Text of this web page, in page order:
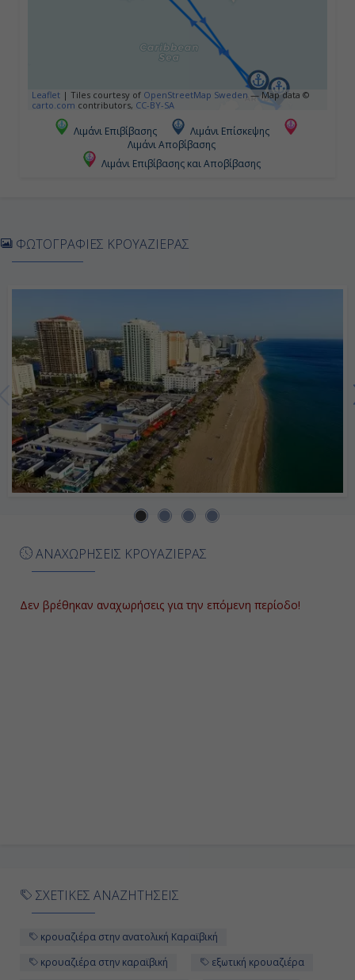
Βίλεμσταντ (Κουρασάο),
Ολλανδικές Αντίλλες
07:00
Ημέρα 7η
Φορτ Λοvτερντέϊλ , Η.Π.Α.
Αποβίβαση
Leaflet | Tiles courtesy of OpenStreetMap Sweden — Map data ©
carto.com contributors, CC-BY-SA
Λιμάνι Επιβίβασης
Λιμάνι Επίσκεψης
Λιμάνι Αποβίβασης
Λιμάνι Επιβίβασης και Αποβίβασης
ΑΝΑΧΩΡΗΣΕΙΣ ΚΡΟΥΑΖΙΕΡΑΣ
Δεν βρέθηκαν αναχωρήσεις για την επόμενη περίοδο!
ΦΩΤΟΓΡΑΦΙΕΣ ΚΡΟΥΑΖΙΕΡΑΣ
ΣΧΕΤΙΚΕΣ ΑΝΑΖΗΤΗΣΕΙΣ
κρουαζιέρα στην ανατολική Καραϊβική
κρουαζιέρα στην καραϊβική
εξωτική κρουαζιέρα